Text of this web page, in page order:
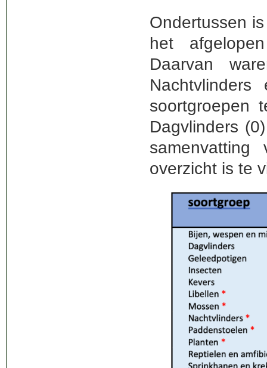
Ondertussen
het
Daarvan
soortgroepen
Dagvlinders
overzicht is te